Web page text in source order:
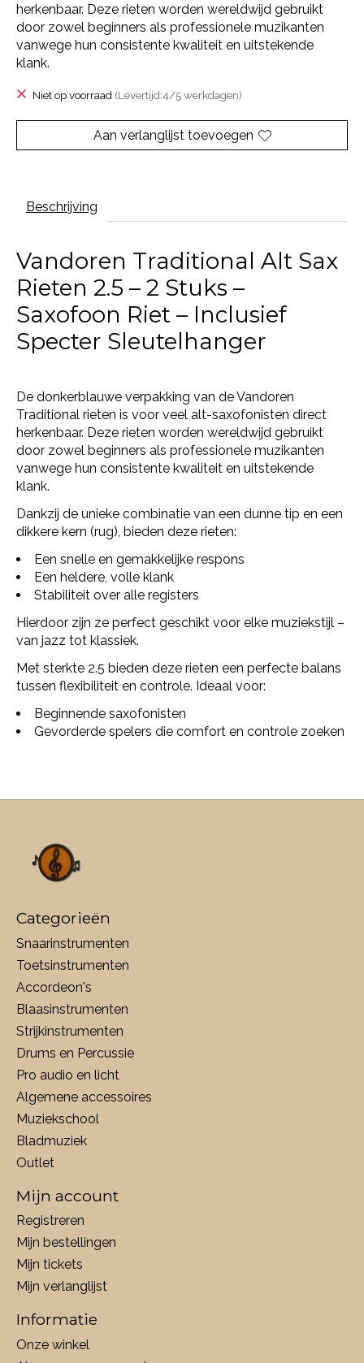
herkenbaar. Deze rieten worden wereldwijd gebruikt
door zowel beginners als professionele muzikanten
vanwege hun consistente kwaliteit en uitstekende
klank.
Niet op voorraad (Levertijd:4/5 werkdagen)
Aan verlanglijst toevoegen
Beschrijving
Vandoren Traditional Alt Sax
Rieten 2.5 – 2 Stuks –
Saxofoon Riet – Inclusief
Specter Sleutelhanger
De donkerblauwe verpakking van de Vandoren
Traditional rieten is voor veel alt-saxofonisten direct
herkenbaar. Deze rieten worden wereldwijd gebruikt
door zowel beginners als professionele muzikanten
vanwege hun consistente kwaliteit en uitstekende
klank.
Dankzij de unieke combinatie van een dunne tip en een
dikkere kern (rug), bieden deze rieten:
Een snelle en gemakkelijke respons
Een heldere, volle klank
Stabiliteit over alle registers
Hierdoor zijn ze perfect geschikt voor elke muziekstijl –
van jazz tot klassiek.
Met sterkte 2.5 bieden deze rieten een perfecte balans
tussen flexibiliteit en controle. Ideaal voor:
Beginnende saxofonisten
Gevorderde spelers die comfort en controle zoeken
Categorieën
Snaarinstrumenten
Toetsinstrumenten
Accordeon's
Blaasinstrumenten
Strijkinstrumenten
Drums en Percussie
Pro audio en licht
Algemene accessoires
Muziekschool
Bladmuziek
Outlet
Mijn account
Registreren
Mijn bestellingen
Mijn tickets
Mijn verlanglijst
Informatie
Onze winkel